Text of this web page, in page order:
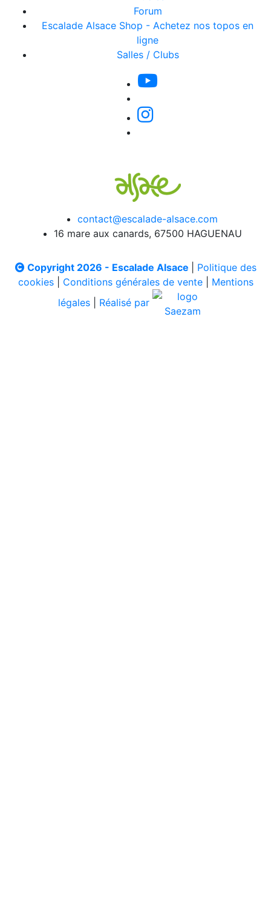
Forum
Escalade Alsace Shop - Achetez nos topos en
ligne
Salles / Clubs
contact@escalade-alsace.com
16 mare aux canards, 67500 HAGUENAU
Copyright 2026 - Escalade Alsace
Politique des
cookies| Conditions générales de vente| Mentions
légales
Réalisé par